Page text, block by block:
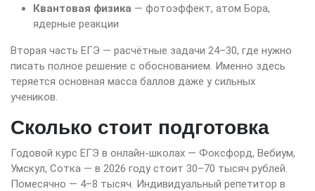
Квантовая физика — фотоэффект, атом Бора,
ядерные реакции
Вторая часть ЕГЭ — расчётные задачи 24–30, где нужно
писать полное решение с обоснованием. Именно здесь
теряется основная масса баллов даже у сильных
учеников.
Сколько стоит подготовка
Годовой курс ЕГЭ в онлайн-школах — Фоксфорд, Вебиум,
Умскул, Сотка — в 2026 году стоит 30–70 тысяч рублей.
Помесячно — 4–8 тысяч. Индивидуальный репетитор в